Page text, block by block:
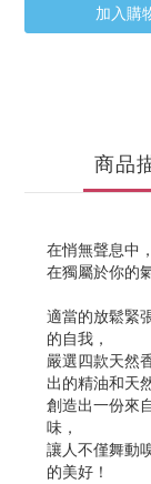
加入購
商品
在悄無聲息中
在獨屬於你的
適當的放鬆緊
的自我，
嚴選四款天然
出的精油和天
創造出一份來
味，
讓人不僅舞動
的美好！